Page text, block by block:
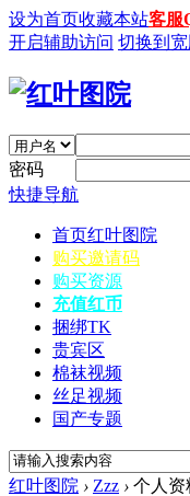
设为首页收藏本站客服
开启辅助访问 切换到宽
密码
快捷导航
首页红叶图院
购买邀请码
购买资源
充值红币
捆绑TK
贵宾区
棉袜视频
丝足视频
国产专题
红叶图院 › Zzz › 个人资